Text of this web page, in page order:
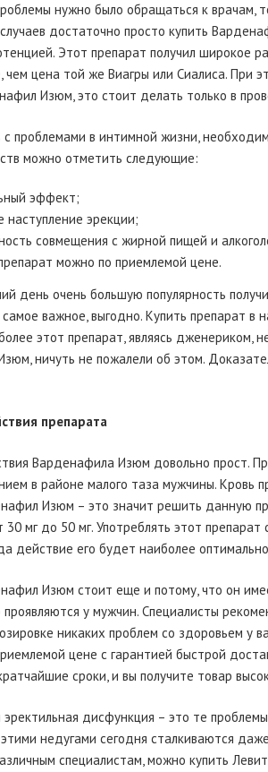
нужно было обращаться к врачам,
достаточно просто купить
Этот препарат получил широкое
чем цена той же Виагры или Сиалиса. При
Изюм, это стоит делать только в
с проблемами в интимной жизни,
можно отметить следующие:
эффект;
наступление эрекции;
совмещения с жирной пищей и
можно по приемлемой цене.
день очень большую популярность
важное, выгодно. Купить препарат
этот препарат, являясь дженериком,
ничуть не пожалели об этом.
препарата
Варденафила Изюм довольно прост.
в районе малого таза мужчины. Кровь
Изюм – это значит решить данную
30 мг до 50 мг. Употреблять этот
действие его будет наиболее
Изюм стоит еще и потому, что он
у мужчин. Специалисты
никаких проблем со здоровьем у
цене с гарантией быстрой
сроки, и вы получите товар
дисфункция – это те
недугами сегодня сталкиваются
специалистам, можно купить